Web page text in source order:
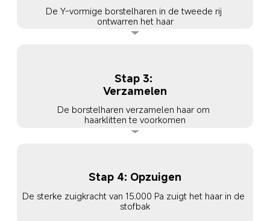
De Y-vormige borstelharen in de tweede rij
ontwarren het haar
Stap 3:
Verzamelen
De borstelharen verzamelen haar om
haarklitten te voorkomen
Stap 4: Opzuigen
De sterke zuigkracht van 15.000 Pa zuigt het haar in de
stofbak